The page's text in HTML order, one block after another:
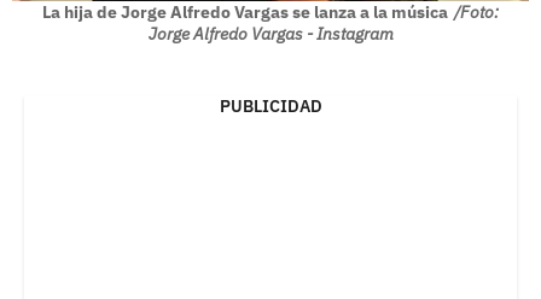
La hija de Jorge Alfredo Vargas se lanza a la música /Foto:
Jorge Alfredo Vargas - Instagram
PUBLICIDAD